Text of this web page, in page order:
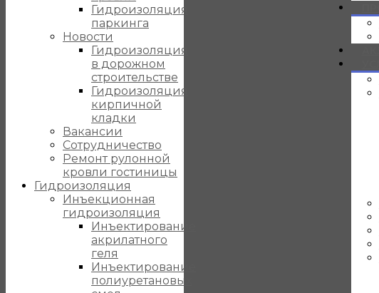
Гидроизоляция
паркинга
Новости
Гидроизоляция
в дорожном
строительстве
Гидроизоляция
кирпичной
кладки
Вакансии
Сотрудничество
Ремонт рулонной
кровли гостиницы
Гидроизоляция
Инъекционная
гидроизоляция
Инъектирование
акрилатного
геля
Инъектирование
полиуретановых